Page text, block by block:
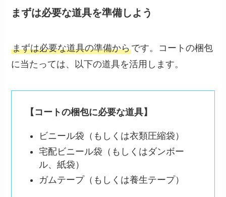
まずは必要な道具を準備しよう
まずは必要な道具の準備からです。コートの梱包
に当たっては、以下の道具を活用します。
【コートの梱包に必要な道具】
ビニール袋（もしくは衣類圧縮袋）
宅配ビニール袋（もしくはダンボー
ル、紙袋）
ガムテープ（もしくは養生テープ）